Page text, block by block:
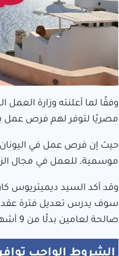
مصريًا لتوفر لهم فرص عمل
حيث إن فرص عمل في اليونان
موسمية، للعمل في مجال
وقد أكد السيد ديميتريوس
سوف يدرس تعديل فترة عقد
صالحة لعامين بدلًا من 9 أشهر.